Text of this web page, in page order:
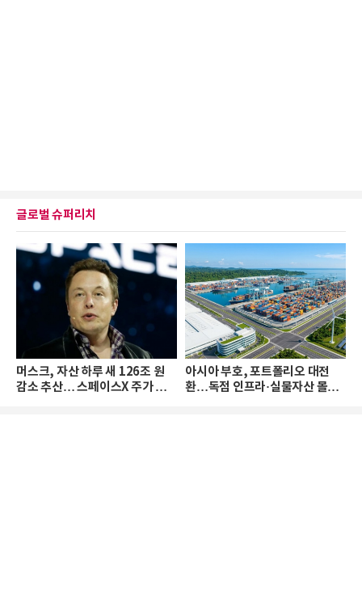
글로벌 슈퍼리치
머스크, 자산 하루 새 126조 원
감소 추산… 스페이스X 주가 하
아시아 부호, 포트폴리오 대전
환…독점 인프라·실물자산 몰린